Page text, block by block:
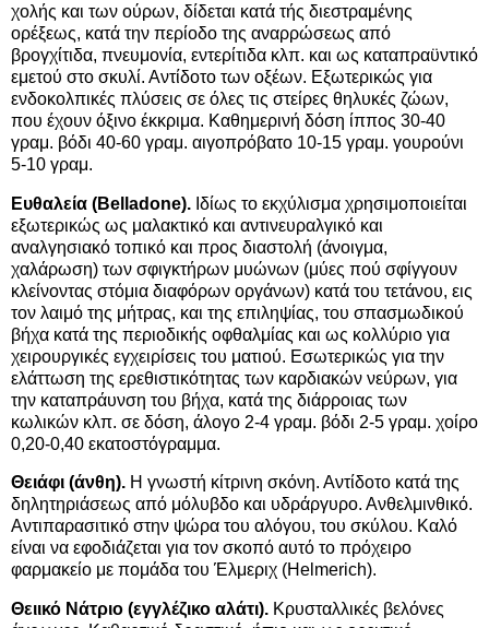
χολής και των ούρων, δίδεται κατά τής διεστραμένης
ορέξεως, κατά την περίοδο της αναρρώσεως από
βρογχίτιδα, πνευμονία, εντερίτιδα κλπ. και ως καταπραϋντικό
εμετού στο σκυλί. Αντίδοτο των οξέων. Εξωτερικώς για
ενδοκολπικές πλύσεις σε όλες τις στείρες θηλυκές ζώων,
που έχουν όξινο έκκριμα. Καθημερινή δόση ίππος 30-40
γραμ. βόδι 40-60 γραμ. αιγοπρόβατο 10-15 γραμ. γουρούνι
5-10 γραμ.
Ευθαλεία (Belladone). Ιδίως το εκχύλισμα χρησιμοποιείται
εξωτερικώς ως μαλακτικό και αντινευραλγικό και
αναλγησιακό τοπικό και προς διαστολή (άνοιγμα,
χαλάρωση) των σφιγκτήρων μυώνων (μύες πού σφίγγουν
κλείνοντας στόμια διαφόρων οργάνων) κατά του τετάνου, εις
τον λαιμό της μήτρας, και της επιληψίας, του σπασμωδικού
βήχα κατά της περιοδικής οφθαλμίας και ως κολλύριο για
χειρουργικές εγχειρίσεις του ματιού. Εσωτερικώς για την
ελάττωση της ερεθιστικότητας των καρδιακών νεύρων, για
την καταπράυνση του βήχα, κατά της διάρροιας των
κωλικών κλπ. σε δόση, άλογο 2-4 γραμ. βόδι 2-5 γραμ. χοίρο
0,20-0,40 εκατοστόγραμμα.
Θειάφι (άνθη). Η γνωστή κίτρινη σκόνη. Αντίδοτο κατά της
δηλητηριάσεως από μόλυβδο και υδράργυρο. Ανθελμινθικό.
Αντιπαρασιτικό στην ψώρα του αλόγου, του σκύλου. Καλό
είναι να εφοδιάζεται για τον σκοπό αυτό το πρόχειρο
φαρμακείο με πομάδα του Έλμεριχ (Helmerich).
Θειικό Νάτριο (εγγλέζικο αλάτι). Κρυσταλλικές βελόνες